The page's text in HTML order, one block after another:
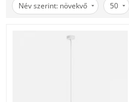
Név szerint: növekvő 50